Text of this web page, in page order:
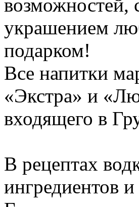
возможностей,
украшением
подарком!
Все напитки
«Экстра» и
входящего в
В рецептах
ингредиентов